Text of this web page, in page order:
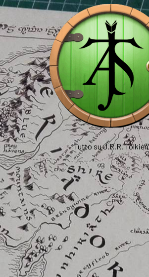
Tutto su J.R.R. Tolkien